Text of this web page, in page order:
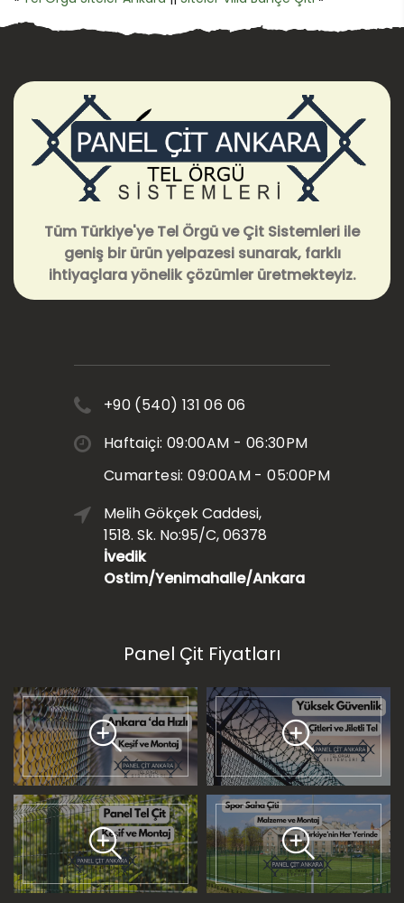
Tüm Türkiye'ye Tel Örgü ve Çit Sistemleri ile
geniş bir ürün yelpazesi sunarak, farklı
ihtiyaçlara yönelik çözümler üretmekteyiz.
+90 (540) 131 06 06
Haftaiçi: 09:00AM - 06:30PM
Cumartesi: 09:00AM - 05:00PM
Melih Gökçek Caddesi,
1518. Sk. No:95/C, 06378
İvedik
Ostim/Yenimahalle/Ankara
Panel Çit Fiyatları